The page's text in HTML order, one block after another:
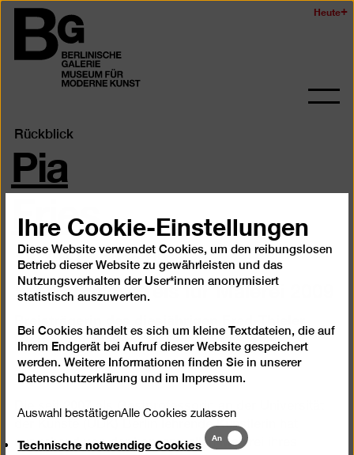
Zum
Seiteninhalt
springen
Berlinischen
Galerie
Heute
Rückblick
Pia
Fries
18.3.09–11.5.09
Fred Thieler Preis für Malerei 2009
Preisträgerin des diesjährigen Fred-Thieler
Preises für Malerei ist Pia Fries.
Die seit 2007 als Gastprofessorin an der Universität
der Künste (UDK) Berlin lehrende Künstlerin hat
ausgehend von der konzeptuellen Malerei ihres
Ihre Cookie-Einstellungen
Diese Website verwendet Cookies, um den reibungslosen
Betrieb dieser Website zu gewährleisten und das
Nutzungsverhalten der User*innen anonymisiert
statistisch auszuwerten.
Bei Cookies handelt es sich um kleine Textdateien, die auf
Ihrem Endgerät bei Aufruf dieser Website gespeichert
werden. Weitere Informationen finden Sie in unserer
Datenschutzerklärung und im Impressum.
Auswahl bestätigenAlle Cookies zulassen
Technische notwendige Cookies
Technische
notwendige
An